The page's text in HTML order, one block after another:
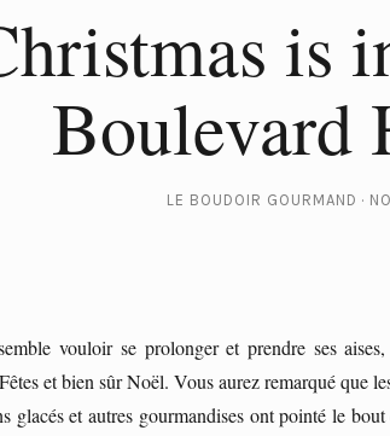
is
Boulevard
LE BOUDOIR GOURMAND
vouloir se prolonger et prendre ses
et bien sûr Noël. Vous aurez remarqué que
glacés et autres gourmandises ont pointé le